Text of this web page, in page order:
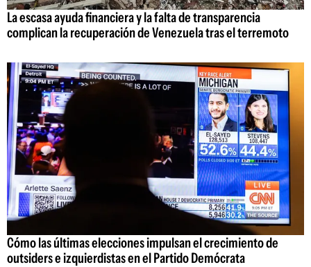
La escasa ayuda financiera y la falta de transparencia
complican la recuperación de Venezuela tras el terremoto
Cómo las últimas elecciones impulsan el crecimiento de
outsiders e izquierdistas en el Partido Demócrata